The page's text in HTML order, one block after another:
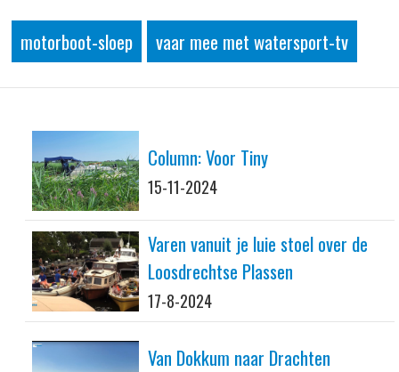
motorboot-sloep vaar mee met watersport-tv
Column: Voor Tiny
15-11-2024
Varen vanuit je luie stoel over de
Loosdrechtse Plassen
17-8-2024
Van Dokkum naar Drachten